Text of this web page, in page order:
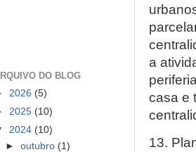
a
casa e
13.
DO BLOG
2026 (5)
2025 (10)
2024 (10)
►outubro (1)